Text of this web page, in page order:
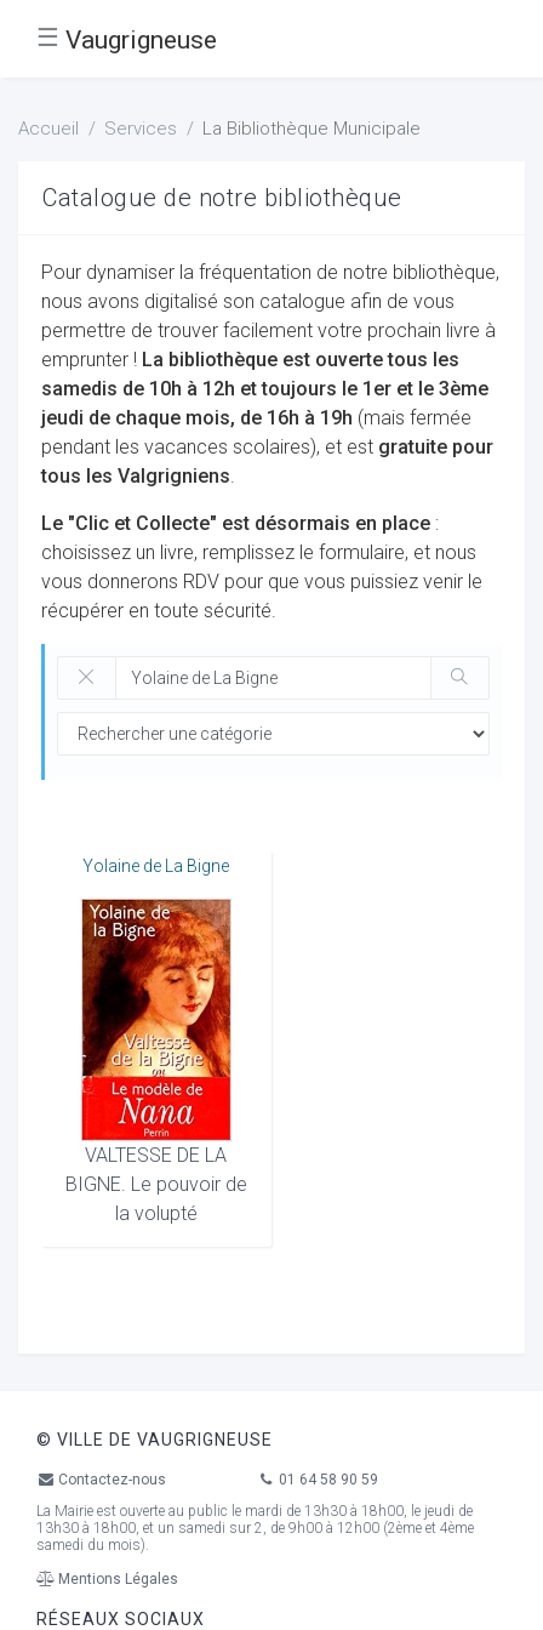
☰ Vaugrigneuse
Accueil Services La Bibliothèque Municipale
Catalogue de notre bibliothèque
Pour dynamiser la fréquentation de notre bibliothèque,
nous avons digitalisé son catalogue afin de vous
permettre de trouver facilement votre prochain livre à
emprunter ! La bibliothèque est ouverte tous les
samedis de 10h à 12h et toujours le 1er et le 3ème
jeudi de chaque mois, de 16h à 19h (mais fermée
pendant les vacances scolaires), et est gratuite pour
tous les Valgrigniens
Le "Clic et Collecte" est désormais en place:
choisissez un livre, remplissez le formulaire, et nous
vous donnerons RDV pour que vous puissiez venir le
récupérer en toute sécurité.
Yolaine de La Bigne
VALTESSE DE LA
BIGNE. Le pouvoir de
la volupté
© VILLE DE VAUGRIGNEUSE
Contactez-nous
01 64 58 90 59
La Mairie est ouverte au public le mardi de 13h30 à 18h00, le jeudi de
13h30 à 18h00, et un samedi sur 2, de 9h00 à 12h00 (2ème et 4ème
samedi du mois).
Mentions Légales
RÉSEAUX SOCIAUX